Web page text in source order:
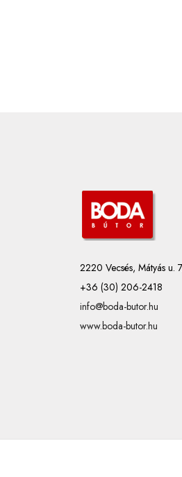
2220 Vecsés, Mátyás u.
+36 (30) 206-2418
info@boda-butor.hu
www.boda-butor.hu